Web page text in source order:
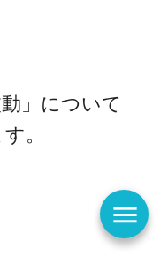
」について
。
menu